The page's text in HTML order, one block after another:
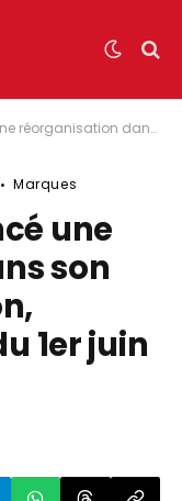
de direction, effective à partir du 1er juin 2024
Marques
une
son
1er juin